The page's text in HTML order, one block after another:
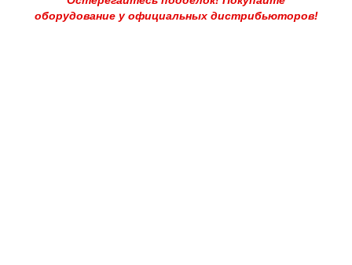
оборудование у официальных дистрибьюторов!